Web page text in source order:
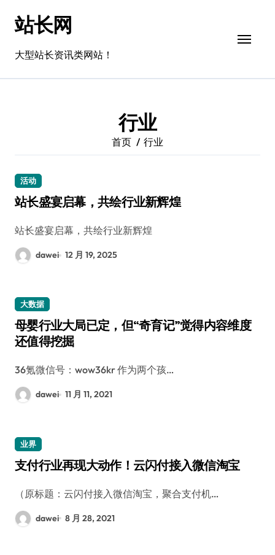
站长网
大型站长资讯类网站！
行业
首页 行业
活动
站长盛宴启幕，共绘行业新辉煌
站长盛宴启幕，共绘行业新辉煌
dawei 12 月 19, 2025
大数据
母婴行业大局已定，但“奇育记”觉得内容维度
还值得挖掘
36氪微信号：wow36kr 作为两个孩…
dawei 11 月 11, 2021
业界
支付行业再现大动作！云闪付接入微信淘宝
（原标题：云闪付接入微信淘宝，聚合支付机…
dawei 8 月 28, 2021